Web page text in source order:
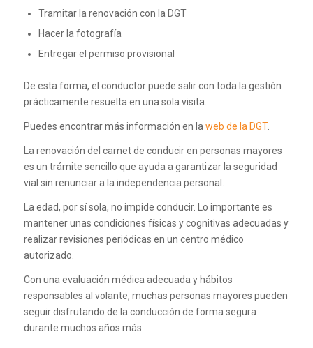
Tramitar la renovación con la DGT
Hacer la fotografía
Entregar el permiso provisional
De esta forma, el conductor puede salir con toda la gestión
prácticamente resuelta en una sola visita.
Puedes encontrar más información en la web de la DGT.
La renovación del carnet de conducir en personas mayores
es un trámite sencillo que ayuda a garantizar la seguridad
vial sin renunciar a la independencia personal.
La edad, por sí sola, no impide conducir. Lo importante es
mantener unas condiciones físicas y cognitivas adecuadas y
realizar revisiones periódicas en un centro médico
autorizado.
Con una evaluación médica adecuada y hábitos
responsables al volante, muchas personas mayores pueden
seguir disfrutando de la conducción de forma segura
durante muchos años más.